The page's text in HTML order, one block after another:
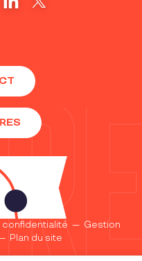
confidentialité — Gestion
Plan du site